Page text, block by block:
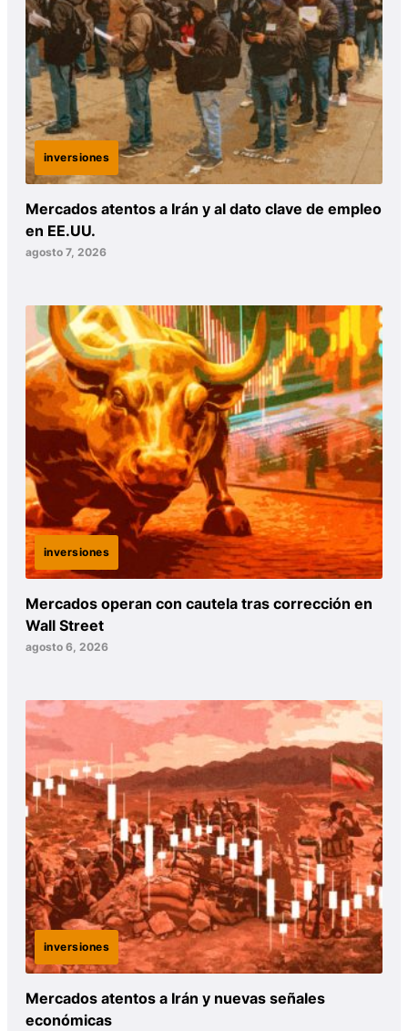
inversiones
Mercados atentos a Irán y al dato clave de empleo
en EE.UU.
agosto 7, 2026
inversiones
Mercados operan con cautela tras corrección en
Wall Street
agosto 6, 2026
inversiones
Mercados atentos a Irán y nuevas señales
económicas